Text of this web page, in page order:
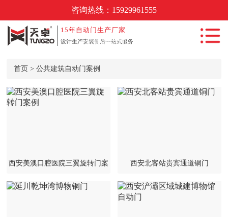
咨询热线： 15929961555
15年自动门生产厂家
设计生产安装售后一站式服务
首页
例
公共建筑自动门案例
首页 > 公共建筑自动门案例
西安美澳口腔医院三翼旋转门案
例
西安北客站贵宾通道铜门